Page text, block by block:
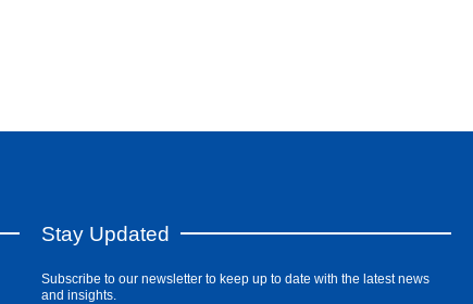
Stay Updated
Subscribe to our newsletter to keep up to date with the latest news
and insights.